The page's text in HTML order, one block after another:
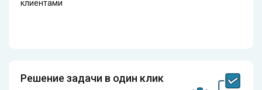
клиентами
Решение задачи в один клик